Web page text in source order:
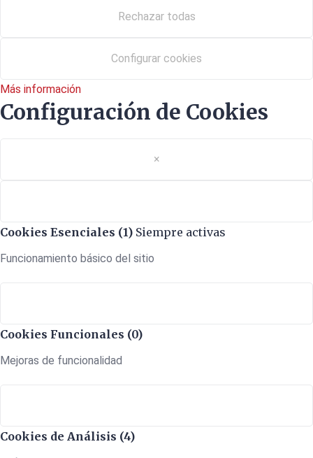
Rechazar todas
Configurar cookies
Más información
Configuración de Cookies
×
Cookies Esenciales (1) Siempre activas
Funcionamiento básico del sitio
Cookies Funcionales (0)
Mejoras de funcionalidad
Cookies de Análisis (4)